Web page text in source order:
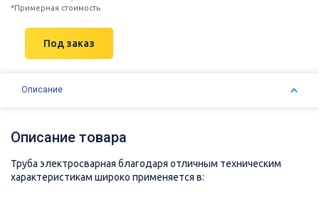
*Примерная стоимость
Под заказ
Описание
Описание товара
Труба электросварная благодаря отличным техническим
характеристикам широко применяется в: